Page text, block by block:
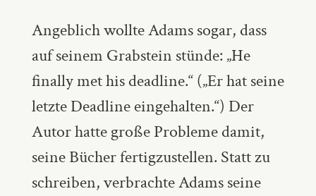
Angeblich wollte Adams sogar, dass
auf seinem Grabstein stünde: „He
finally met his deadline.“ („Er hat seine
letzte Deadline eingehalten.“) Der
Autor hatte große Probleme damit,
seine Bücher fertigzustellen. Statt zu
schreiben, verbrachte Adams seine